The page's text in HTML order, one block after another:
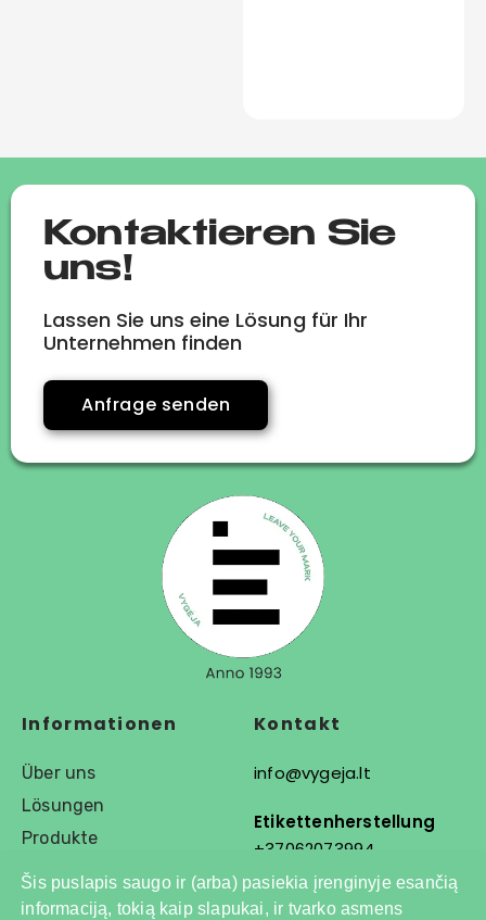
Šis puslapis saugo ir (arba) pasiekia įrenginyje esančią
informaciją, tokią kaip slapukai, ir tvarko asmens
Kontaktieren Sie
uns!
Lassen Sie uns eine Lösung für Ihr
Unternehmen finden
Anfrage senden
Informationen
Über uns
Lösungen
Produkte
Kontakt
info@vygeja.lt
Etikettenherstellung
+37062073994
Ausrüstung und